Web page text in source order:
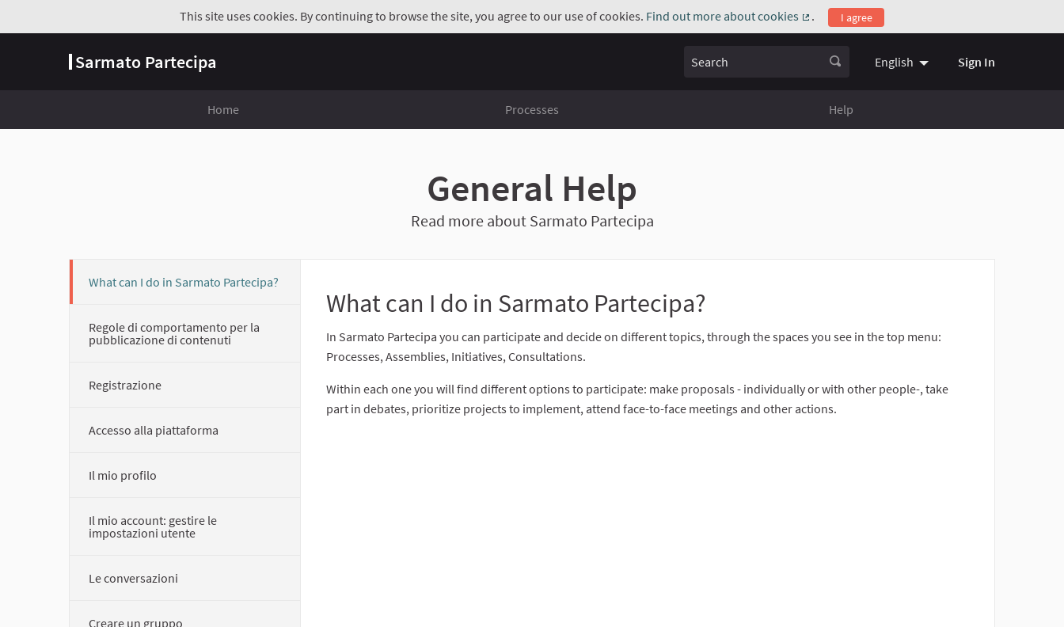
This site uses cookies. By continuing to browse the site, you agree to our use of cookies. Find out more about cookies
(External link)
. I agree
Sarmato Partecipa Search English Choose language
Sign In
Home Processes Help
General Help
Read more about Sarmato Partecipa
What can I do in Sarmato Partecipa?
Regole di comportamento per la
pubblicazione di contenuti
Registrazione
Accesso alla piattaforma
Il mio profilo
Il mio account: gestire le
impostazioni utente
Le conversazioni
Creare un gruppo
What can I do in Sarmato Partecipa?
In Sarmato Partecipa you can participate and decide on different topics, through the spaces you see in the top menu:
Processes, Assemblies, Initiatives, Consultations.
Within each one you will find different options to participate: make proposals - individually or with other people-, take
part in debates, prioritize projects to implement, attend face-to-face meetings and other actions.